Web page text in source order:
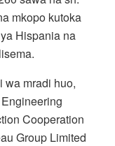
mkopo kutoka
Hispania na
wa mradi huo,
Cooperation
Group Limited